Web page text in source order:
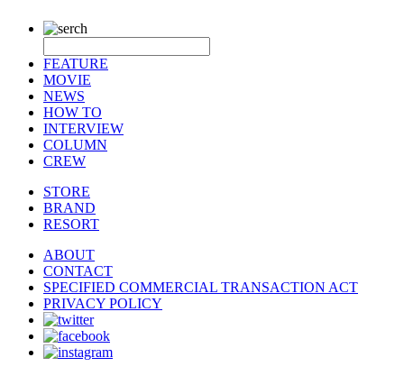
FEATURE
MOVIE
NEWS
HOW TO
INTERVIEW
COLUMN
CREW
STORE
BRAND
RESORT
ABOUT
CONTACT
SPECIFIED COMMERCIAL TRANSACTION ACT
PRIVACY POLICY